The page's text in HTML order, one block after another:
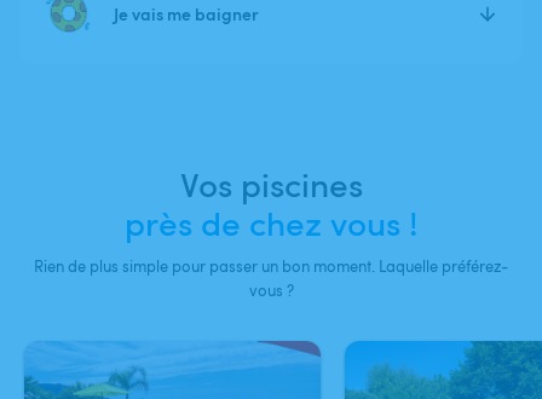
Louez votre piscine facilement
Je vais me baigner
Vos piscines
près de chez vous !
Rien de plus simple pour passer un bon moment. Laquelle préférez-
vous ?